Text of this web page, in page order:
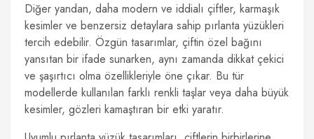
Diğer yandan, daha modern ve iddialı çiftler, karmaşık
kesimler ve benzersiz detaylara sahip pırlanta yüzükleri
tercih edebilir. Özgün tasarımlar, çiftin özel bağını
yansıtan bir ifade sunarken, aynı zamanda dikkat çekici
ve şaşırtıcı olma özellikleriyle öne çıkar. Bu tür
modellerde kullanılan farklı renkli taşlar veya daha büyük
kesimler, gözleri kamaştıran bir etki yaratır.